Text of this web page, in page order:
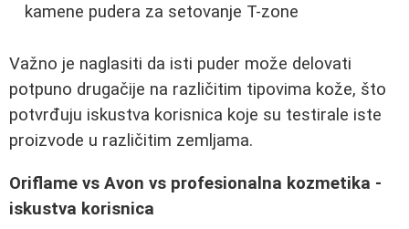
kamene pudera za setovanje T-zone
Važno je naglasiti da isti puder može delovati
potpuno drugačije na različitim tipovima kože, što
potvrđuju iskustva korisnica koje su testirale iste
proizvode u različitim zemljama.
Oriflame vs Avon vs profesionalna kozmetika -
iskustva korisnica